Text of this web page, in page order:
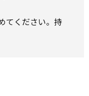
てください。持